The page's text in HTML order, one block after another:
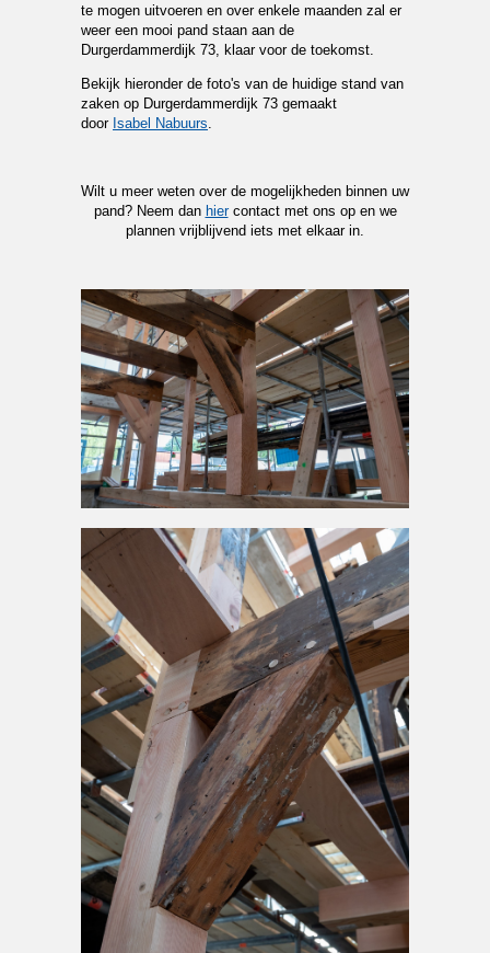
te mogen uitvoeren en over enkele maanden zal er
weer een mooi pand staan aan de
Durgerdammerdijk 73, klaar voor de toekomst.
Bekijk hieronder de foto's van de huidige stand van
zaken op Durgerdammerdijk 73 gemaakt
door Isabel Nabuurs
Wilt u meer weten over de mogelijkheden binnen uw
pand? Neem dan hiercontact met ons op en we
plannen vrijblijvend iets met elkaar in.